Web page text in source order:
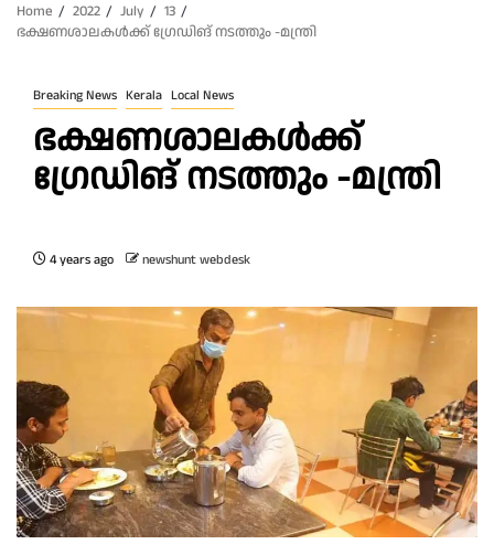
Home 2022 July
13
ഭക്ഷണശാലകൾക്ക് ഗ്രേഡിങ് നടത്തും -മന്ത്രി
Breaking News Kerala Local News
ഭക്ഷണശാലകൾക്ക്
ഗ്രേഡിങ് നടത്തും -മന്ത്രി
4 years ago newshunt webdesk